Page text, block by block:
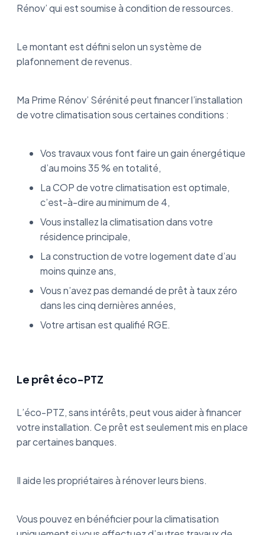
Rénov’ qui est soumise à condition de ressources.
Le montant est défini selon un système de
plafonnement de revenus.
Ma Prime Rénov’ Sérénité peut financer l’installation
de votre climatisation sous certaines conditions :
Vos travaux vous font faire un gain énergétique
d’au moins 35 % en totalité,
La COP de votre climatisation est optimale,
c’est-à-dire au minimum de 4,
Vous installez la climatisation dans votre
résidence principale,
La construction de votre logement date d’au
moins quinze ans,
Vous n’avez pas demandé de prêt à taux zéro
dans les cinq dernières années,
Votre artisan est qualifié RGE.
Le prêt éco-PTZ
L’éco-PTZ, sans intérêts, peut vous aider à financer
votre installation. Ce prêt est seulement mis en place
par certaines banques.
Il aide les propriétaires à rénover leurs biens.
Vous pouvez en bénéficier pour la climatisation